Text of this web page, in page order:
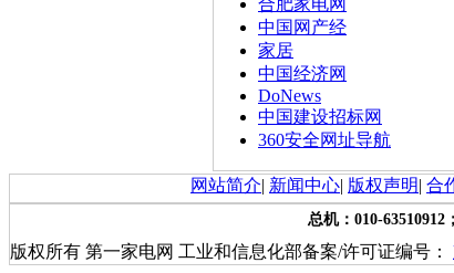
中国网产经
家居
中国经济网
DoNews
中国建设招标网
360安全网址导航
网站简介| 新闻中心| 版权声明| 合
总机：010-63510912
版权所有 第一家电网 工业和信息化部备案/许可证编号：